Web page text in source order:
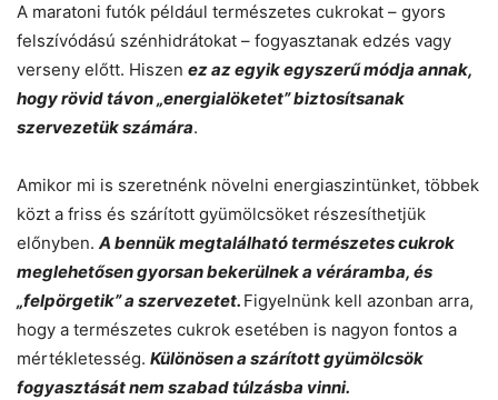
A maratoni futók például természetes cukrokat – gyors
felszívódású szénhidrátokat – fogyasztanak edzés vagy
verseny előtt. Hiszen ez az egyik egyszerű módja annak,
hogy rövid távon „energialöketet” biztosítsanak
szervezetük számára.
Amikor mi is szeretnénk növelni energiaszintünket, többek
közt a friss és szárított gyümölcsöket részesíthetjük
előnyben. A bennük megtalálható természetes cukrok
meglehetősen gyorsan bekerülnek a véráramba, és
„felpörgetik” a szervezetet. Figyelnünk kell azonban arra,
hogy a természetes cukrok esetében is nagyon fontos a
mértékletesség. Különösen a szárított gyümölcsök
fogyasztását nem szabad túlzásba vinni.